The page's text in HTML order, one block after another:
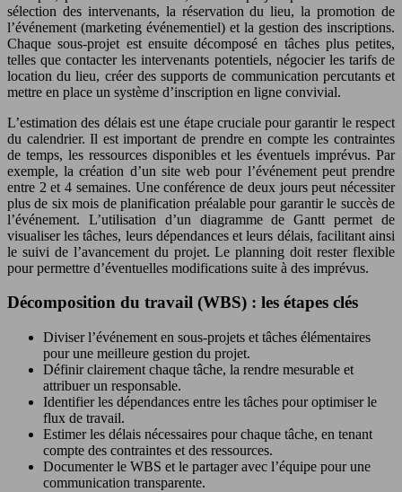
sélection des intervenants, la réservation du lieu, la promotion de
l’événement (marketing événementiel) et la gestion des inscriptions.
Chaque sous-projet est ensuite décomposé en tâches plus petites,
telles que contacter les intervenants potentiels, négocier les tarifs de
location du lieu, créer des supports de communication percutants et
mettre en place un système d’inscription en ligne convivial.
L’estimation des délais est une étape cruciale pour garantir le respect
du calendrier. Il est important de prendre en compte les contraintes
de temps, les ressources disponibles et les éventuels imprévus. Par
exemple, la création d’un site web pour l’événement peut prendre
entre 2 et 4 semaines. Une conférence de deux jours peut nécessiter
plus de six mois de planification préalable pour garantir le succès de
l’événement. L’utilisation d’un diagramme de Gantt permet de
visualiser les tâches, leurs dépendances et leurs délais, facilitant ainsi
le suivi de l’avancement du projet. Le planning doit rester flexible
pour permettre d’éventuelles modifications suite à des imprévus.
Décomposition du travail (WBS) : les étapes clés
Diviser l’événement en sous-projets et tâches élémentaires
pour une meilleure gestion du projet.
Définir clairement chaque tâche, la rendre mesurable et
attribuer un responsable.
Identifier les dépendances entre les tâches pour optimiser le
flux de travail.
Estimer les délais nécessaires pour chaque tâche, en tenant
compte des contraintes et des ressources.
Documenter le WBS et le partager avec l’équipe pour une
communication transparente.